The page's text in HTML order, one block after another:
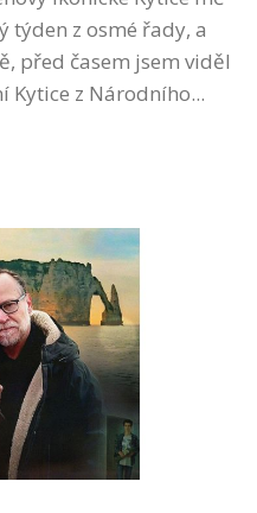
z osmé řady, a
před časem jsem viděl
Kytice z Národního...